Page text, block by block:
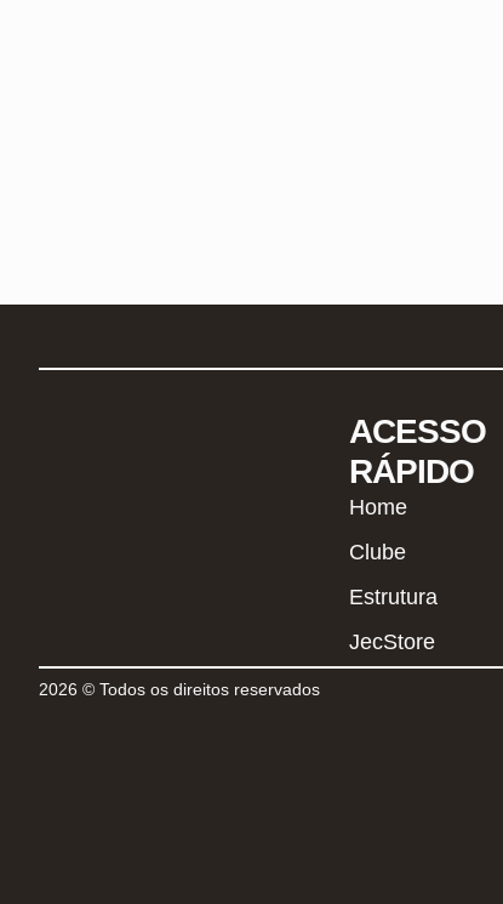
ACESSO
RÁPIDO
Home
Clube
Estrutura
JecStore
2026 © Todos os direitos reservados